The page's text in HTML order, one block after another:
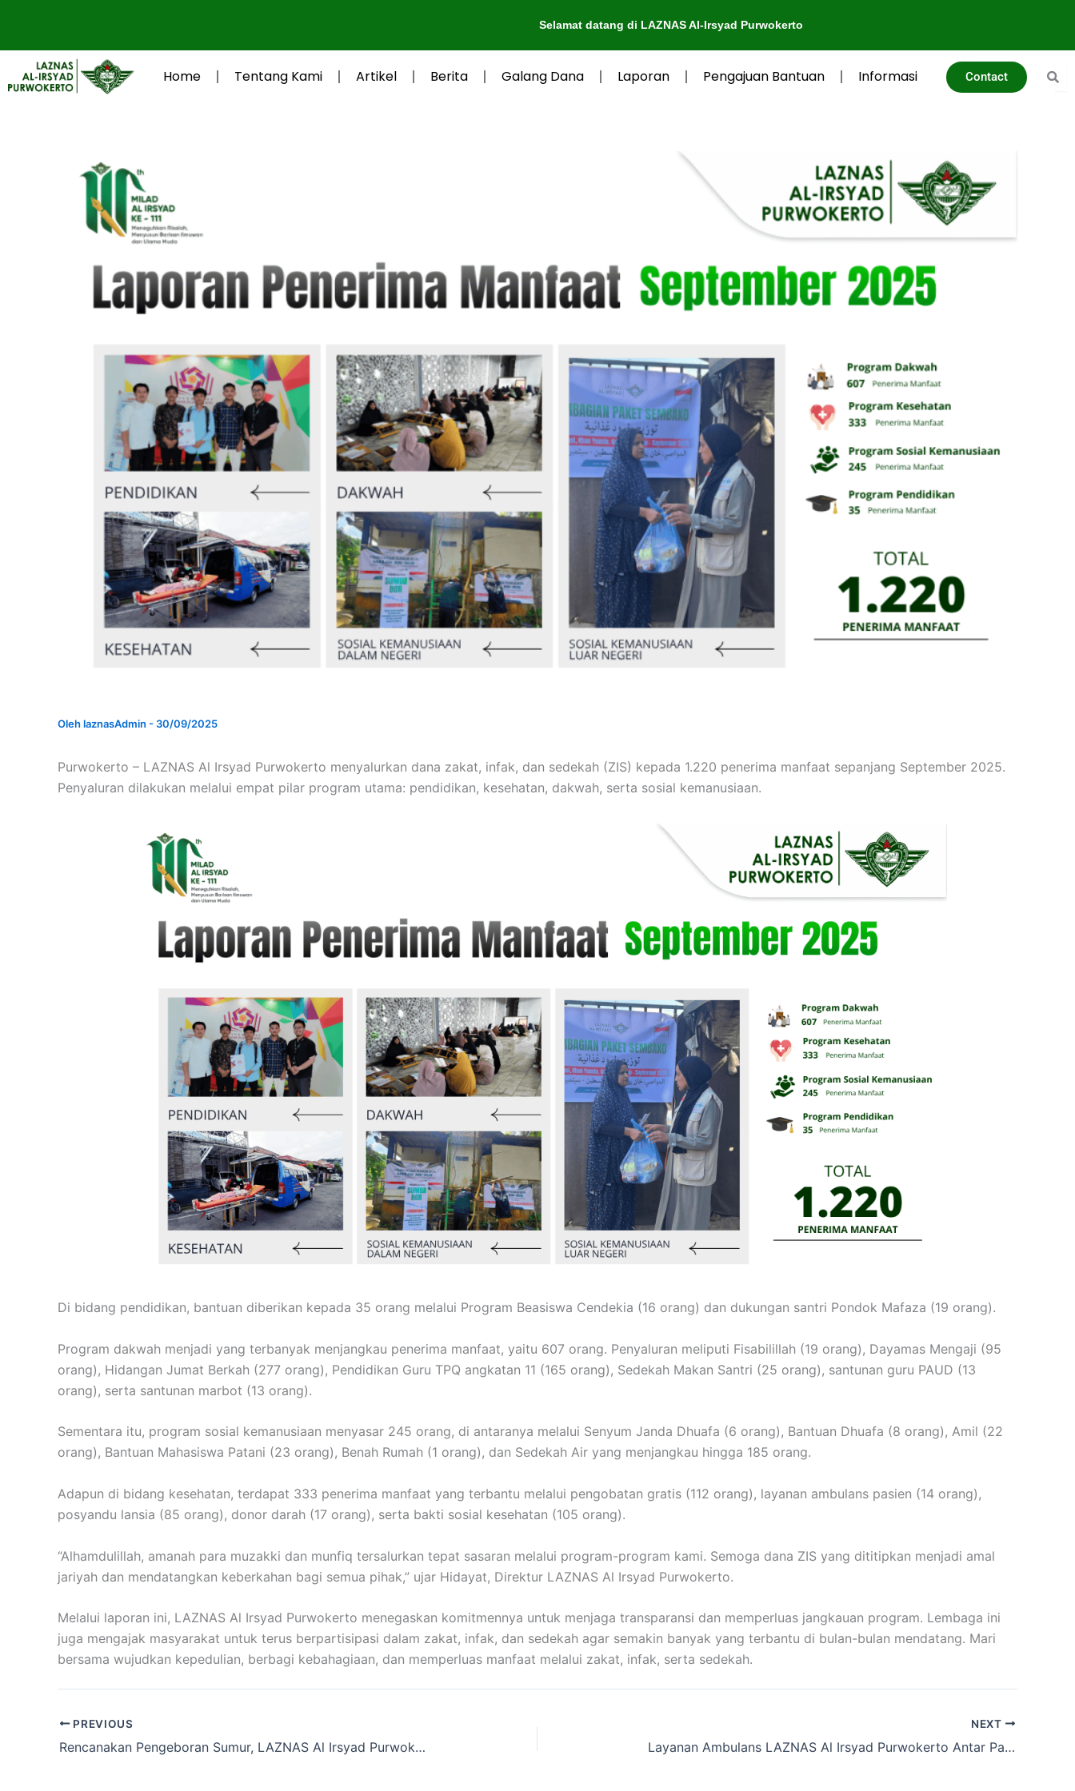
konten
Selamat datang di LAZNAS Al-Irsyad Purwokerto
Home Tentang Kami Artikel Berita Galang Dana Laporan Pengajuan Bantuan Informasi Contact
OlehlaznasAdmin - 30/09/2025
Purwokerto – LAZNAS Al Irsyad Purwokerto menyalurkan dana zakat, infak, dan sedekah (ZIS) kepada 1.220 penerima manfaat sepanjang September 2025.
Penyaluran dilakukan melalui empat pilar program utama: pendidikan, kesehatan, dakwah, serta sosial kemanusiaan.
Di bidang pendidikan, bantuan diberikan kepada 35 orang melalui Program Beasiswa Cendekia (16 orang) dan dukungan santri Pondok Mafaza (19 orang).
Program dakwah menjadi yang terbanyak menjangkau penerima manfaat, yaitu 607 orang. Penyaluran meliputi Fisabilillah (19 orang), Dayamas Mengaji (95
orang), Hidangan Jumat Berkah (277 orang), Pendidikan Guru TPQ angkatan 11 (165 orang), Sedekah Makan Santri (25 orang), santunan guru PAUD (13
orang), serta santunan marbot (13 orang).
Sementara itu, program sosial kemanusiaan menyasar 245 orang, di antaranya melalui Senyum Janda Dhuafa (6 orang), Bantuan Dhuafa (8 orang), Amil (22
orang), Bantuan Mahasiswa Patani (23 orang), Benah Rumah (1 orang), dan Sedekah Air yang menjangkau hingga 185 orang.
Adapun di bidang kesehatan, terdapat 333 penerima manfaat yang terbantu melalui pengobatan gratis (112 orang), layanan ambulans pasien (14 orang),
posyandu lansia (85 orang), donor darah (17 orang), serta bakti sosial kesehatan (105 orang).
“Alhamdulillah, amanah para muzakki dan munfiq tersalurkan tepat sasaran melalui program-program kami. Semoga dana ZIS yang dititipkan menjadi amal
jariyah dan mendatangkan keberkahan bagi semua pihak,” ujar Hidayat, Direktur LAZNAS Al Irsyad Purwokerto.
Melalui laporan ini, LAZNAS Al Irsyad Purwokerto menegaskan komitmennya untuk menjaga transparansi dan memperluas jangkauan program. Lembaga ini
juga mengajak masyarakat untuk terus berpartisipasi dalam zakat, infak, dan sedekah agar semakin banyak yang terbantu di bulan-bulan mendatang. Mari
bersama wujudkan kepedulian, berbagi kebahagiaan, dan memperluas manfaat melalui zakat, infak, serta sedekah.
PREVIOUS
Rencanakan Pengeboran Sumur, LAZNAS Al Irsyad Purwokerto Lakukan Koordinasi Awal dengan Warga Sekitar Masjid Al Huda Darmakradenan
NEXT
Layanan Ambulans LAZNAS Al Irsyad Purwokerto Antar Pasien Dhuafa dari Solo ke Sumbang